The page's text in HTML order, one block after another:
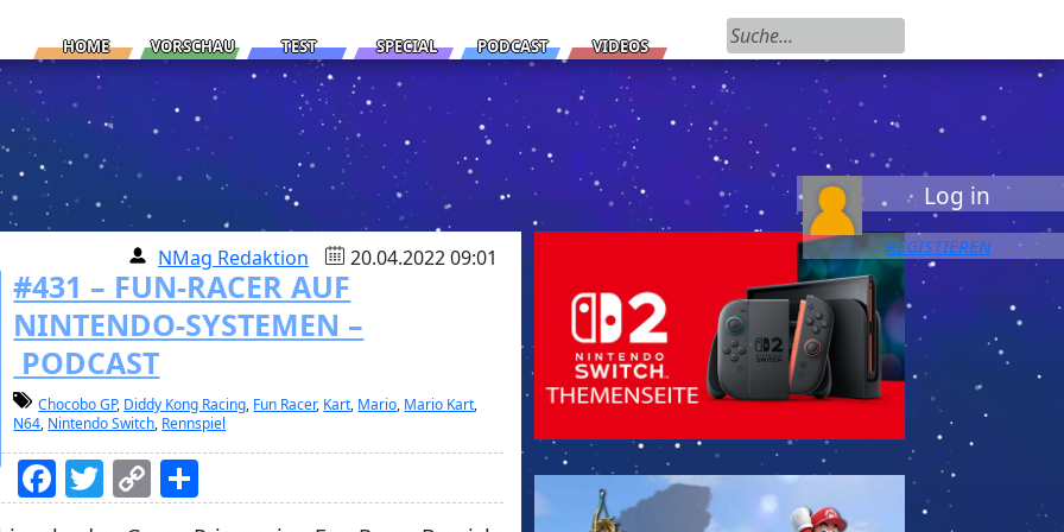
HOME VORSCHAU TEST SPECIAL PODCAST VIDEOS
Suchen nach:
Log in
REGISTIEREN
NMag Redaktion 20.04.2022 09:01
#431 – FUN-RACER AUF
NINTENDO-SYSTEMEN –
PODCAST
Chocobo GP, Diddy Kong Racing, Fun Racer, Kart, Mario, Mario Kart,
N64, Nintendo Switch, Rennspiel
Facebook
Twitter
Copy
Link